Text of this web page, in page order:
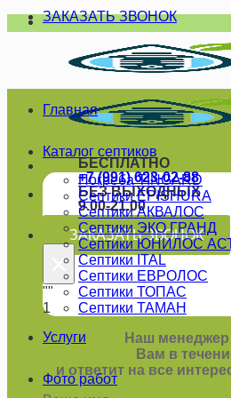
Skip
to
ЗАКАЗАТЬ ЗВОНОК
БЕСПЛАТНО
+7 (991) 623-02-88
БЕЗ ВЫХОДНЫХ
9.00-21.00
ЗАКАЗАТЬ ЗВОНОК
×
""
1
Наш менеджер
Вам в
и ответит на все
Главная
Каталог септиков
Погреба TINGARD
Септики EPISHURA
Септики АКВАЛОС
Септики ЭКО ГРАНД
Септики ЮНИЛОС
Септики ITAL
Септики ЕВРОЛОС
Септики ТОПАС
Септики ТАМАН
Услуги
Фото работ